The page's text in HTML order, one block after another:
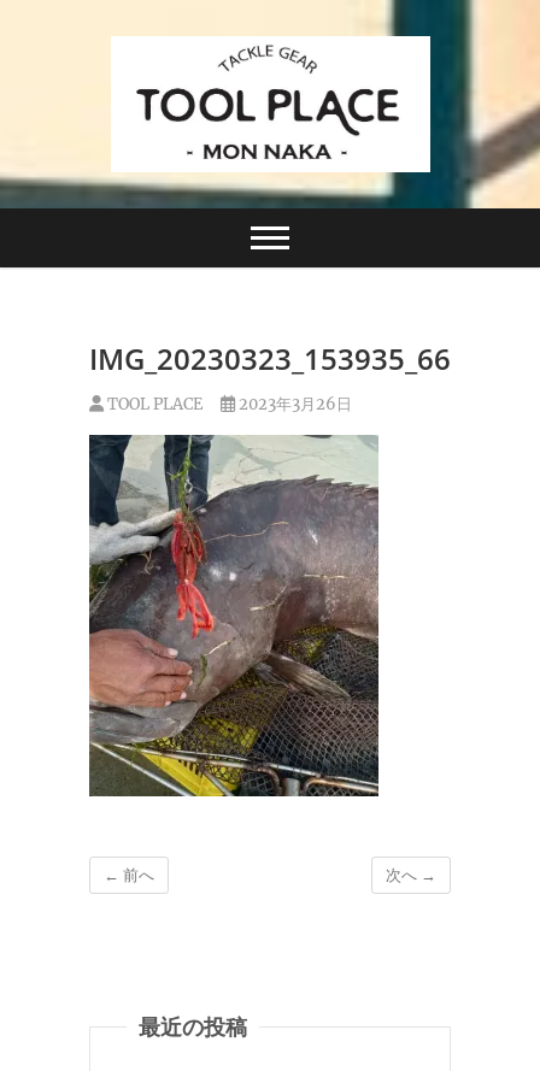
TACKLE GEAR
TOOL PLACE ツー
小さなルアーフィッシングショップ「ツールプレイ
ス」が門前仲町に近日オープン！
IMG_20230323_153935_667
TOOL PLACE 2023年3月26日
← 前へ 次へ →
最近の投稿